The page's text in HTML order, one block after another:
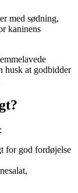
med sødning,
kaninens
husk at godbidder
for god fordøjelse